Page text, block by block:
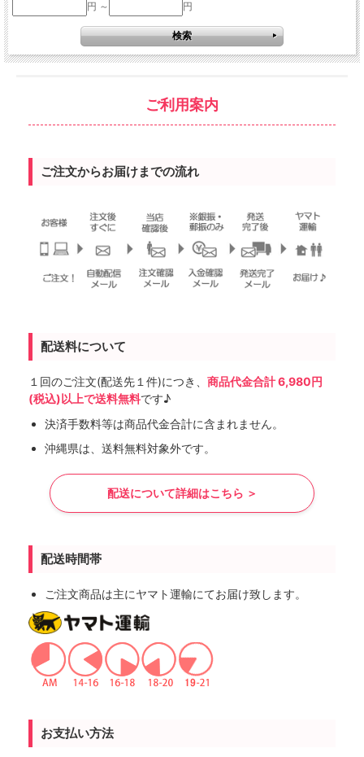
円 ～
円
ご利用案内
ご注文からお届けまでの流れ
配送料について
１回のご注文(配送先１件)につき、 商品代金合計 6,980円
(税込)以上で送料無料です♪
決済手数料等は商品代金合計に含まれません。
沖縄県は、送料無料対象外です。
配送について詳細はこちら ＞
配送時間帯
ご注文商品は主にヤマト運輸にてお届け致します。
お支払い方法